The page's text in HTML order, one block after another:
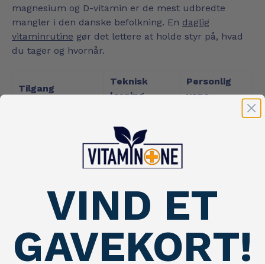
magnesium og D-vitamin er de mest udbredte
mangler i den danske befolkning. En daglig
vitaminrutine gør det lettere at holde styr på, hvad
du tager og hvornår.
Tilgang
Teknisk
løsning
Personlig
vane
Solcelleanlæg
på taget
varmepumpe
om natten
Energianalyse
fra elmåler
Registrer din
træthed og
energi
VIND ET
GAVEKORT!